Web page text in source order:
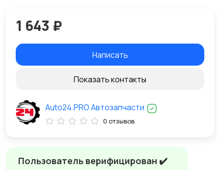
Пользователь верифицирован ✔️
1 643 ₽
Написать
Показать контакты
Auto24.PRO Автозапчасти
0 отзывов